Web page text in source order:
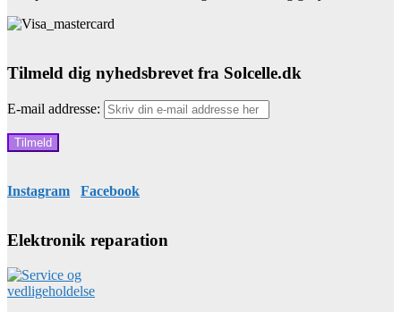
Tilmeld dig nyhedsbrevet fra Solcelle.dk
E-mail addresse:
Instagram Facebook
Elektronik reparation